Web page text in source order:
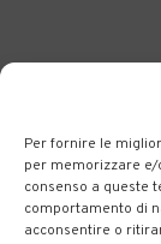
Per fornire le
per memorizzare
consenso a queste
comportamento di
acconsentire o
BERGAMO
dedite al